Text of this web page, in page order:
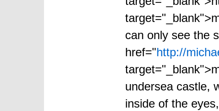
can only see the
href="http://
undersea castle,
inside of the